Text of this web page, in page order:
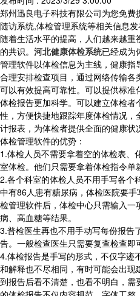
郑州迅良电子科技有限公司为您免费
随访系统,体检管理系统等相关信息
随着生活水平的提高，人们越来越
的共识。 河北健康体检系统已经成为
管理软件以体检信息为主线，健康指
合理安排检查项目，通过网络传输各
可以有效提高可靠性。可以提供标
体检报告更加科学。可以建立体检
性，方便快捷地跟踪年度体检情况
计报表，为体检者提供全面的健康状
体检管理软件的优势：
1.体检人员不需要拿着空的体检表、
室体检。他们只需要拿着体检指令单
2.各个科室的体检人员不用手写各个
中有86人患有糖尿病，体检医院要
检管理软件后，体检中心只需输入
病、高血糖等结果。
3.普检医生再也不用手动写每份报告
告。一般检查医生只需要复查检查即
4.体检报告是手写的形式，不仅字迹
和解释也不尽相同，有时可能会出
到报告后看不清楚，也看不明白，